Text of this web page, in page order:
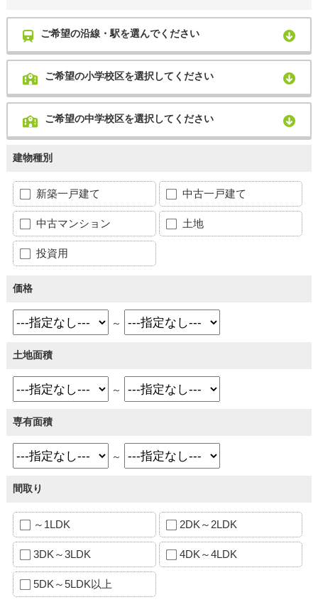
ご希望の沿線・駅を選んでください
ご希望の小学校区を選択してください
ご希望の中学校区を選択してください
建物種別
新築一戸建て 中古一戸建て
中古マンション 土地
投資用
価格
～
土地面積
～
専有面積
～
間取り
～1LDK 2DK～2LDK
3DK～3LDK 4DK～4LDK
5DK～5LDK以上